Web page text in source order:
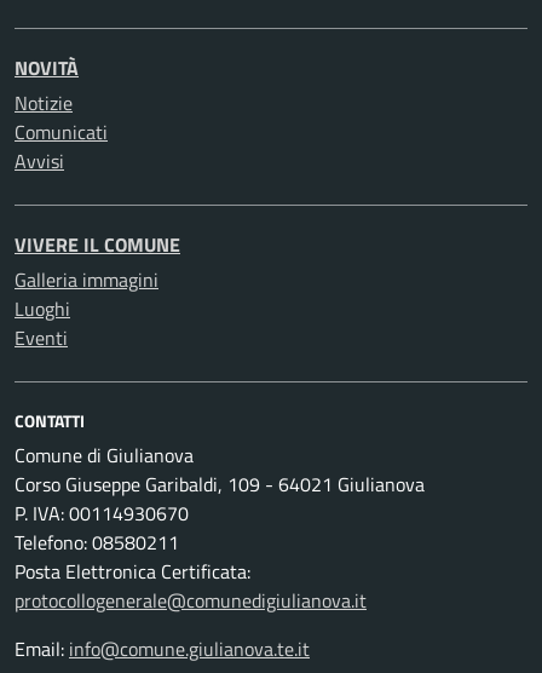
NOVITÀ
Notizie
Comunicati
Avvisi
VIVERE IL COMUNE
Galleria immagini
Luoghi
Eventi
CONTATTI
Comune di Giulianova
Corso Giuseppe Garibaldi, 109 - 64021 Giulianova
P. IVA: 00114930670
Telefono: 08580211
Posta Elettronica Certificata:
protocollogenerale@comunedigiulianova.it
Email: info@comune.giulianova.te.it